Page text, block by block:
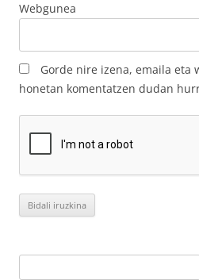
Webgunea
Gorde nire izena, emaila eta
honetan komentatzen dudan